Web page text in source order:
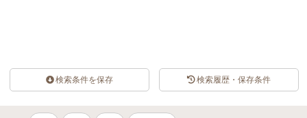
検索条件を保存 検索履歴・保存条件